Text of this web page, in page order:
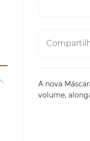
A nova
volume,